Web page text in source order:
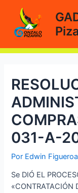
contenido
031-A-
Por Edwin
Se DIÓ EL
«CONTRATACIÓN